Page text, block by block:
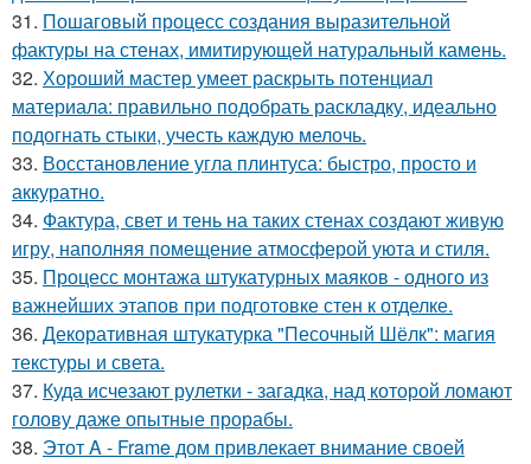
31. Пошаговый процесс создания выразительной
фактуры на стенах, имитирующей натуральный камень.
32. Хороший мастер умеет раскрыть потенциал
материала: правильно подобрать раскладку, идеально
подогнать стыки, учесть каждую мелочь.
33. Восстановление угла плинтуса: быстро, просто и
аккуратно.
34. Фактура, свет и тень на таких стенах создают живую
игру, наполняя помещение атмосферой уюта и стиля.
35. Процесс монтажа штукатурных маяков - одного из
важнейших этапов при подготовке стен к отделке.
36. Декоративная штукатурка "Песочный Шёлк": магия
текстуры и света.
37. Куда исчезают рулетки - загадка, над которой ломают
голову даже опытные прорабы.
38. Этот A - Frame дом привлекает внимание своей